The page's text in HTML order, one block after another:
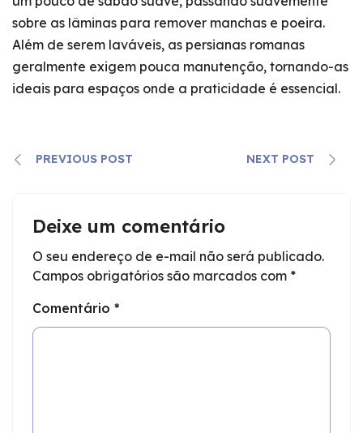
sobre as lâminas para remover manchas e poeira.
Além de serem laváveis, as persianas romanas
geralmente exigem pouca manutenção, tornando-as
ideais para espaços onde a praticidade é essencial.
PREVIOUS POST NEXT POST
Deixe um comentário
O seu endereço de e-mail não será publicado.
Campos obrigatórios são marcados com *
Comentário *